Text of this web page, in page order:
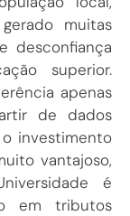
muitas
desconfiança
superior.
apenas
de dados
investimento
vantajoso,
é
em tributos